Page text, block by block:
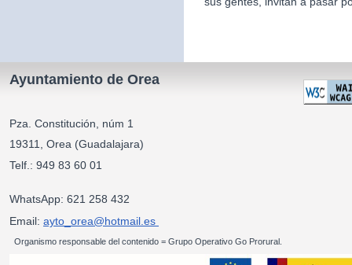
Ayuntamiento de Orea
Pza. Constitución, núm 1
19311, Orea (Guadalajara)
Telf.: 949 83 60 01
WhatsApp: 621 258 432
Email: ayto_orea@hotmail.es
Organismo responsable del contenido = Grupo Operativo Go Prorural.